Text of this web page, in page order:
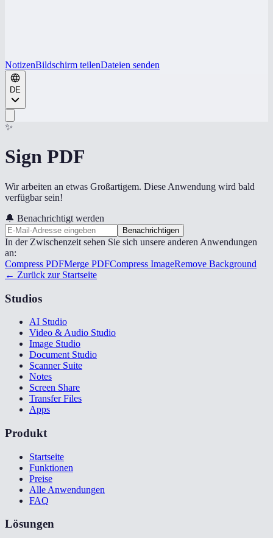
NotizenBildschirm teilenDateien senden
DE
✨
Sign PDF
Wir arbeiten an etwas Großartigem. Diese Anwendung wird bald
verfügbar sein!
🔔 Benachrichtigt werden
Benachrichtigen
In der Zwischenzeit sehen Sie sich unsere anderen Anwendungen
an:
Compress PDFMerge PDFCompress ImageRemove Background
← Zurück zur Startseite
Studios
AI Studio
Video & Audio Studio
Image Studio
Document Studio
Scanner Suite
Notes
Screen Share
Transfer Files
Apps
Produkt
Startseite
Funktionen
Preise
Alle Anwendungen
FAQ
Lösungen